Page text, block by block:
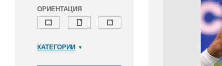
ОРИЕНТАЦИЯ
КАТЕГОРИИ